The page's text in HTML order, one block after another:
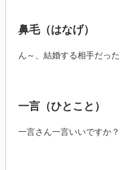
鼻毛（はなげ）
ん～、結婚する相手だっ
一言（ひとこと）
一言さん一言いいですか？